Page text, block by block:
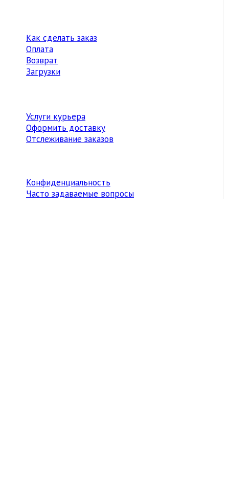
Как сделать заказ
Оплата
Возврат
Загрузки
Услуги курьера
Оформить доставку
Отслеживание заказов
Конфиденциальность
Часто задаваемые вопросы